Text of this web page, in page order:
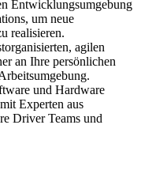
Entwicklungsumgebung
um neue
realisieren.
agilen
an Ihre persönlichen
und Hardware
Experten aus
Driver Teams und